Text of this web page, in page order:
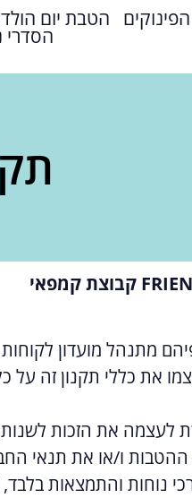
הטבת יום
הסדרי
מתנהל מועדון
כללי תקנון זה על כל
לעצמה את הזכות
ו/או את תנאי
נוחות והתמצאות